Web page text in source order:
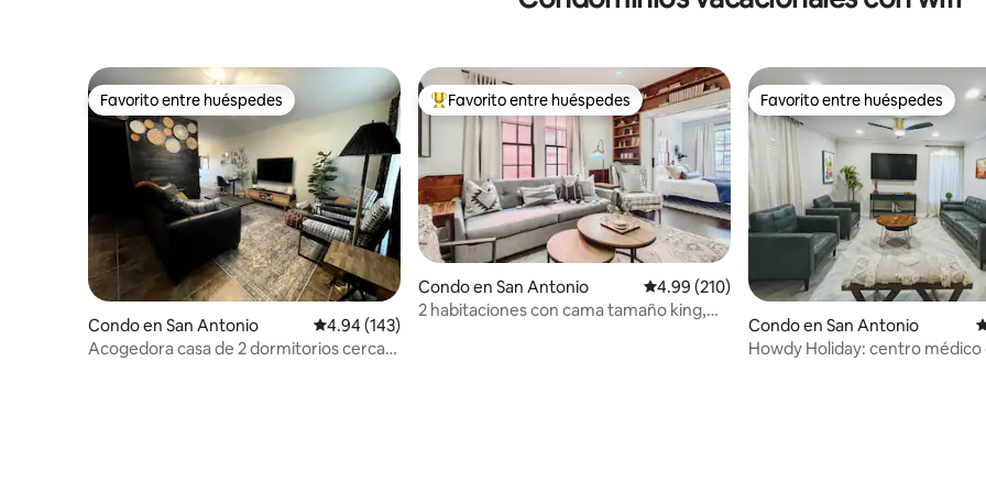
Favorito entre huéspedes
Favorito entre huéspedes
Condo en San Antonio Calificación promedio: 4.94 de 5, 143 reseñas
4.94 (143)
Acogedora casa de 2 dormitorios cerca
Favorito entre huéspedes preferido
Favorito entre huéspedes
Condo en San Antonio Calificación promedio: 4.99 de 5, 210 reseñas
4.99 (210)
2 habitaciones con cama tamaño king,
Favorito entre huéspedes
Favorito entre huéspedes
Condo en San Antonio
Howdy Holiday: centro médico